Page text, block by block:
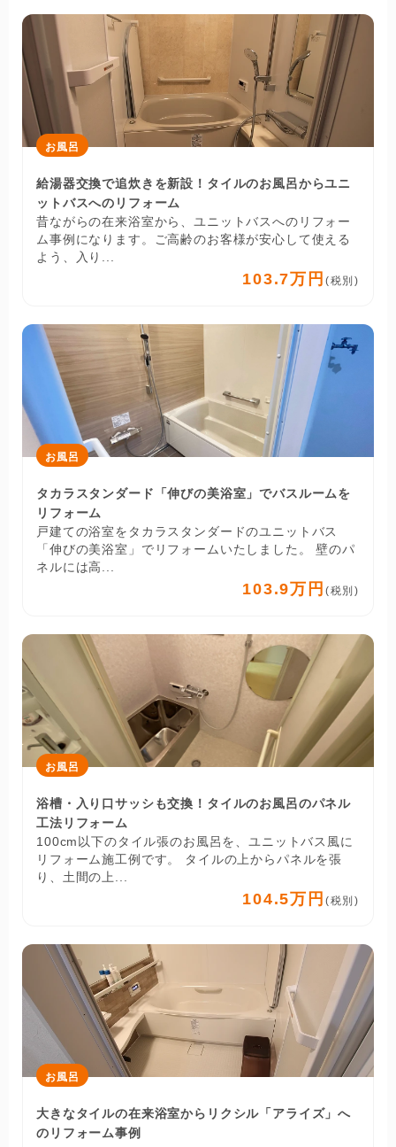
お風呂
給湯器交換で追炊きを新設！タイルのお風呂からユニ
ットバスへのリフォーム
昔ながらの在来浴室から、ユニットバスへのリフォー
ム事例になります。ご高齢のお客様が安心して使える
よう、入り...
103.7万円 (税別)
お風呂
タカラスタンダード「伸びの美浴室」でバスルームを
リフォーム
戸建ての浴室をタカラスタンダードのユニットバス
「伸びの美浴室」でリフォームいたしました。 壁のパ
ネルには高...
103.9万円 (税別)
お風呂
浴槽・入り口サッシも交換！タイルのお風呂のパネル
工法リフォーム
100cm以下のタイル張のお風呂を、ユニットバス風に
リフォーム施工例です。 タイルの上からパネルを張
り、土間の上...
104.5万円 (税別)
お風呂
大きなタイルの在来浴室からリクシル「アライズ」へ
のリフォーム事例